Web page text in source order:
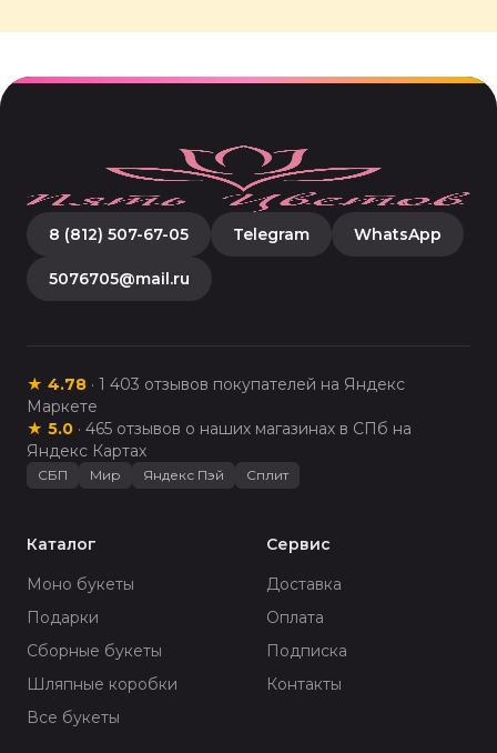
8 (812) 507-67-05 Telegram WhatsApp
5076705@mail.ru
★ 4.78 · 1 403 отзывов покупателей на Яндекс
Маркете
★ 5.0 · 465 отзывов о наших магазинах в СПб на
Яндекс Картах
СБП Мир Яндекс Пэй Сплит
Каталог
Моно букеты
Подарки
Сборные букеты
Шляпные коробки
Все букеты
Сервис
Доставка
Оплата
Подписка
Контакты